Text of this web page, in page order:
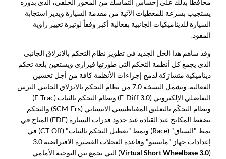
محافظاً بذلك على إحساس التماسك من المحور الخلفي، الذي بدوره
يستجيب بسرعة للمعطيات الآتية من مقدمة السيارة ويدير استجابة
السيارة للديناميكيات الجانبية بفعالية أكبر وفقاً لوتيرة تغيير زاوية
المقود.
وقد ساهم هذا الحل الجديد في تطوير نظام التحكم بالانزلاق الجانبي
الذي يجمع كل أنظمة التحكم التي طورتها فيراري ويستعين بلغة تحكم
ديناميكية متشارَكة لدمج إجراءات الأنظمة كافة من أجل تحسين
الفعالية. وتشمل النسخة 7.0 من نظام التحكم بالانزلاق الجانبي الترس
التفاضلي الإلكتروني (E-Diff 3.0) ونظام التحكم بالثبات (F-Trac)
ونظام التحكّم بالتعليق المغناطيسي الانسيابي (SCM-Frs) والتحكم
بضغط المكابح عند القيادة عند حدود قدرات السيارة (FDE) المتاح في
نمط "السباق" (Race) ونمط "تعطيل التحكم بالثبات" (CT-Off) في
إعدادات جهاز "مانيتينو" وقاعدة العجلات القصيرة الافتراضية 3.0
(
Virtual Short Wheelbase 3.0) التي تجمع بين التوجيه الأمامي